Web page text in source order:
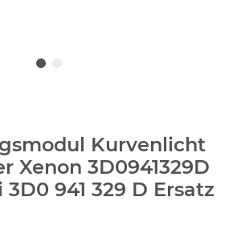
Kurvenlicht
Xenon 3D0941329D
941 329 D Ersatz